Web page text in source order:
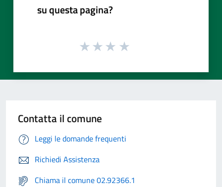
su questa pagina?
Contatta il comune
Leggi le domande frequenti
Richiedi Assistenza
Chiama il comune 02.92366.1